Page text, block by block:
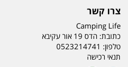
צרו קשר
Camping Life
כתובת: הדס 19 אור עקיבא
טלפון: 0523214741
תנאי רכישה